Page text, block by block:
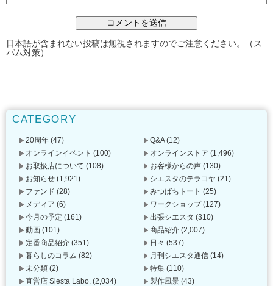
日本語が含まれない投稿は無視されますのでご注意ください。（ス
パム対策）
CATEGORY
20周年 (47) Q&A(12)
オンラインイベント (100) オンラインストア (1,496)
お取扱店について (108) お客様からの声 (130)
お知らせ (1,921) シエスタのテラコヤ (21)
ファンド (28) みつばちトート (25)
メディア (6) ワークショップ(127)
今月の予定 (161) 出張シエスタ (310)
動画 (101) 商品紹介 (2,007)
定番商品紹介 (351) 日々 (537)
暮らしのコラム (82) 月刊シエスタ通信 (14)
未分類 (2) 特集 (110)
直営店 Siesta Labo. (2,034) 製作風景 (43)